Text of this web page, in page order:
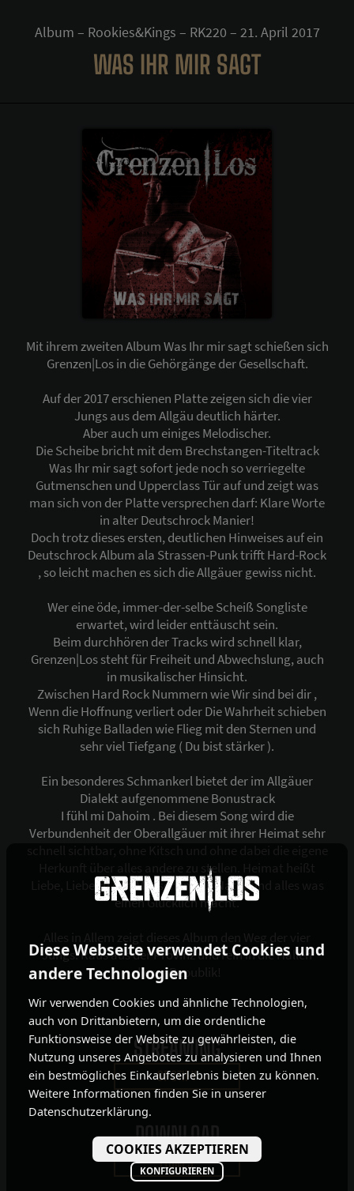
Album – Rookies&Kings – RK220 – 21. April 2017
WAS IHR MIR SAGT
Mit ihrem zweiten Album Was Ihr mir sagt schießen sich
Grenzen|Los in die Gehörgänge der Gesellschaft.
Auf der 2017 erschienen Platte zeigen sich die vier
Jungs aus dem Allgäu deutlich härter.
Aber auch um einiges Melodischer.
Die Scheibe bricht mit dem Brechstangen-Titeltrack
Was Ihr mir sagt sofort jede noch so verriegelte
Gutmenschen und Upperclass Tür auf und zeigt was
man sich von der Platte versprechen darf: Klare Worte
in alter Deutschrock Manier!
Doch trotz dieses ersten, deutlichen Hinweises auf ein
Deutschrock Album ala Strassen-Punk trifft Hard-Rock
, so leicht machen es sich die Allgäuer gewiss nicht.
Wer eine öde, immer-der-selbe Scheiß Songliste
erwartet, wird leider enttäuscht sein.
Beim durchhören der Tracks wird schnell klar,
Grenzen|Los steht für Freiheit und Abwechslung, auch
in musikalischer Hinsicht.
Zwischen Hard Rock Nummern wie Wir sind bei dir ,
Wenn die Hoffnung verliert oder Die Wahrheit schieben
sich Ruhige Balladen wie Flieg mit den Sternen und
sehr viel Tiefgang ( Du bist stärker ).
Ein besonderes Schmankerl bietet der im Allgäuer
Dialekt aufgenommene Bonustrack
I fühl mi Dahoim . Bei diesem Song wird die
Verbundenheit der Oberallgäuer mit ihrer Heimat sehr
Herkunft über alles andere zu stellen. Heimat heißt
Liebe, Liebe zu den Menschen, zur Natur und alles was
einen Glücklich macht.
Jungs: Raus aus der Provinz und rein in die Hallen
dieser Republik!
STREAMING
SPOTIFY
DOWNLOAD
ITUNES
Diese Webseite verwendet Cookies und
andere Technologien
Wir verwenden Cookies und ähnliche Technologien,
auch von Drittanbietern, um die ordentliche
Funktionsweise der Website zu gewährleisten, die
Nutzung unseres Angebotes zu analysieren und Ihnen
ein bestmögliches Einkaufserlebnis bieten zu können.
Weitere Informationen finden Sie in unserer
Datenschutzerklärung.
COOKIES AKZEPTIEREN
KONFIGURIEREN